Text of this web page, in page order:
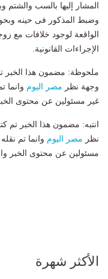
المشار إليها بالسب والشتم
وضبط المذكور فى حينه
الواقعة لوجود خلافات مع
الإجراءات القانونية.
ملحوظة: مضمون هذا الخبر
وجهة نظر مصر اليوم وانما
غير مسئولين عن محتوى
انتبه: مضمون هذا الخبر تم
نظر مصر اليوم وانما تم
مسئولين عن محتوى الخبر
الأكثر شهرة